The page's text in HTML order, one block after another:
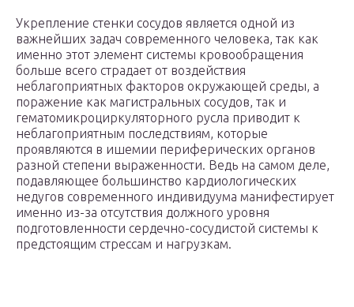
Укрепление стенки сосудов является одной из
важнейших задач современного человека, так как
именно этот элемент системы кровообращения
больше всего страдает от воздействия
неблагоприятных факторов окружающей среды, а
поражение как магистральных сосудов, так и
гематомикроциркуляторного русла приводит к
неблагоприятным последствиям, которые
проявляются в ишемии периферических органов
разной степени выраженности. Ведь на самом деле,
подавляющее большинство кардиологических
недугов современного индивидуума манифестирует
именно из-за отсутствия должного уровня
подготовленности сердечно-сосудистой системы к
предстоящим стрессам и нагрузкам.